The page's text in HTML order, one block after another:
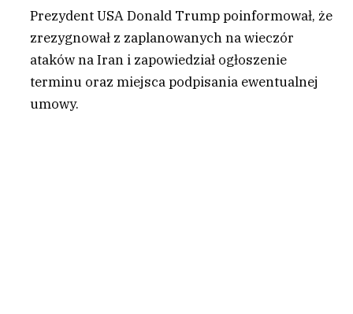
Prezydent USA Donald Trump poinformował, że
zrezygnował z zaplanowanych na wieczór
ataków na Iran i zapowiedział ogłoszenie
terminu oraz miejsca podpisania ewentualnej
umowy.